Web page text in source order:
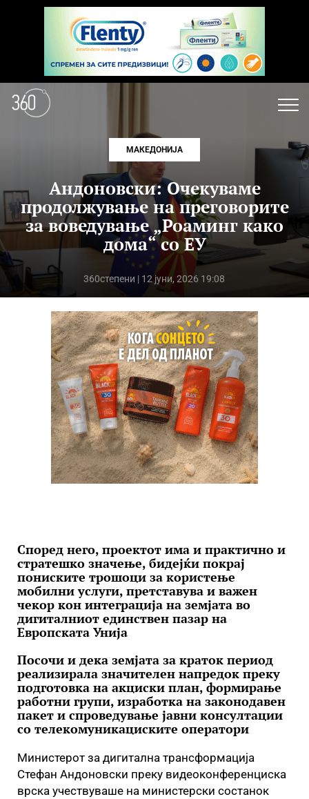
МАКЕДОНИЈА
Андоновски: Очекуваме
продолжување на преговорите
за воведување „Роаминг како
дома“ со ЕУ
360степени | 12 јуни, 2026 19:08
Според него, проектот има и практично и
стратешко значење, бидејќи покрај
пониските трошоци за користење
мобилни услуги, претставува и важен
чекор кон интеграција на земјата во
дигиталниот единствен пазар на
Европската Унија
Посочи и дека земјата за краток период
реализирала значителен напредок преку
подготовка на акциски план, формирање
работни групи, изработка на законодавен
пакет и спроведување јавни консултации
со телекомуникациските оператори
Министерот за дигитална трансформација
Стефан Андоновски преку видеоконференциска
врска учествуваше на министерски состанок